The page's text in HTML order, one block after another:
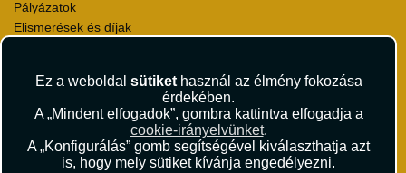
Ez a weboldal sütikethasznál az élmény fokozása
érdekében.
A „Mindent elfogadok”, gombra kattintva elfogadja a
cookie-irányelvünket.
A „Konfigurálás” gomb segítségével kiválaszthatja azt
is, hogy mely sütiket kívánja engedélyezni.
Pályázatok
Elismerések és díjak
Utazási Csomag Szerződési Feltételek
Útlemondás-biztosítás Szerződési Feltételek
Utasbiztosítás Szerződési Feltételek
Repülőjegy Szerződési Feltételek
Adatvédelem